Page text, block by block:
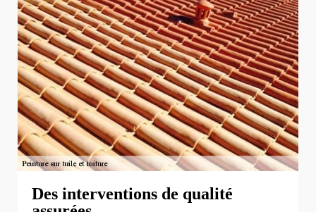
Des interventions de qualité